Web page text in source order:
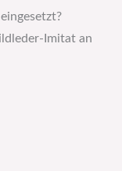
Imitat an